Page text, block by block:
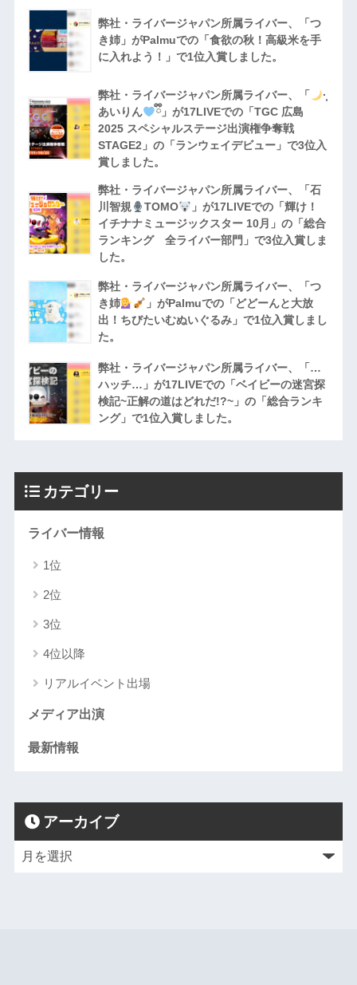
弊社・ライバージャパン所属ライバー、「つ
き姉」がPalmuでの「食欲の秋！高級米を手
に入れよう！」で1位入賞しました。
弊社・ライバージャパン所属ライバー、「
·̩͙
あいりん
ྀི」が17LIVEでの「TGC 広島
2025 スペシャルステージ出演権争奪戦
STAGE2」の「ランウェイデビュー」で3位入
賞しました。
弊社・ライバージャパン所属ライバー、「石
川智規
TOMO
」が17LIVEでの「輝け！
イチナナミュージックスター 10月」の「総合
ランキング 全ライバー部門」で3位入賞しま
した。
弊社・ライバージャパン所属ライバー、「つ
き姉
」がPalmuでの「どどーんと大放
出！ちびたいむぬいぐるみ」で1位入賞しまし
た。
弊社・ライバージャパン所属ライバー、「…
ハッチ…」が17LIVEでの「ベイビーの迷宮探
検記~正解の道はどれだ!?~」の「総合ランキ
ング」で1位入賞しました。
カテゴリー
ライバー情報
1位
2位
3位
4位以降
リアルイベント出場
メディア出演
最新情報
アーカイブ